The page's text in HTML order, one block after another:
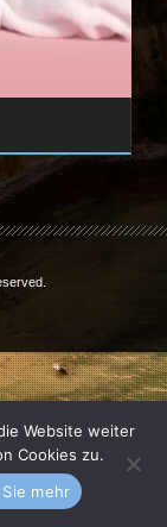
Website weiter
Cookies zu.
mehr